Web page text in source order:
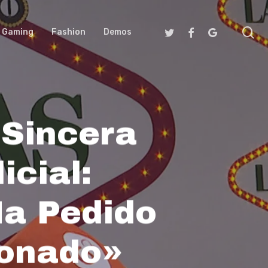
Gaming Fashion Demos TwitterFacebookGoogle-
Pedido